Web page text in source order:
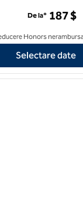
Hilton Hotel
De la* 187 $
Honors
Selectare date
1